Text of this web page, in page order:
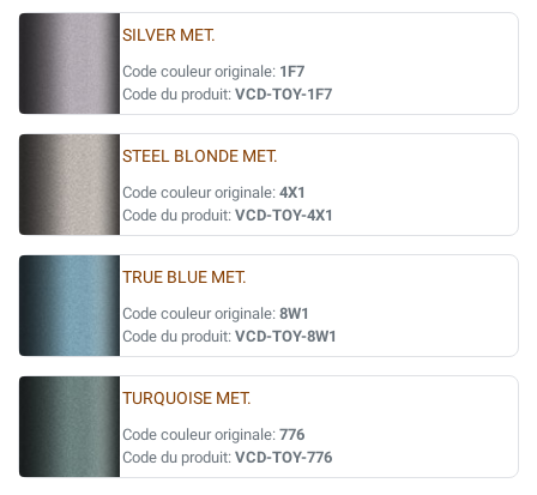
SILVER MET.
Code couleur originale: 1F7
Code du produit: VCD-TOY-1F7
STEEL BLONDE MET.
Code couleur originale: 4X1
Code du produit: VCD-TOY-4X1
TRUE BLUE MET.
Code couleur originale: 8W1
Code du produit: VCD-TOY-8W1
TURQUOISE MET.
Code couleur originale: 776
Code du produit: VCD-TOY-776